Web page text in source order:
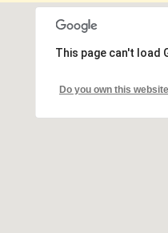
This page can't load
Do you own this